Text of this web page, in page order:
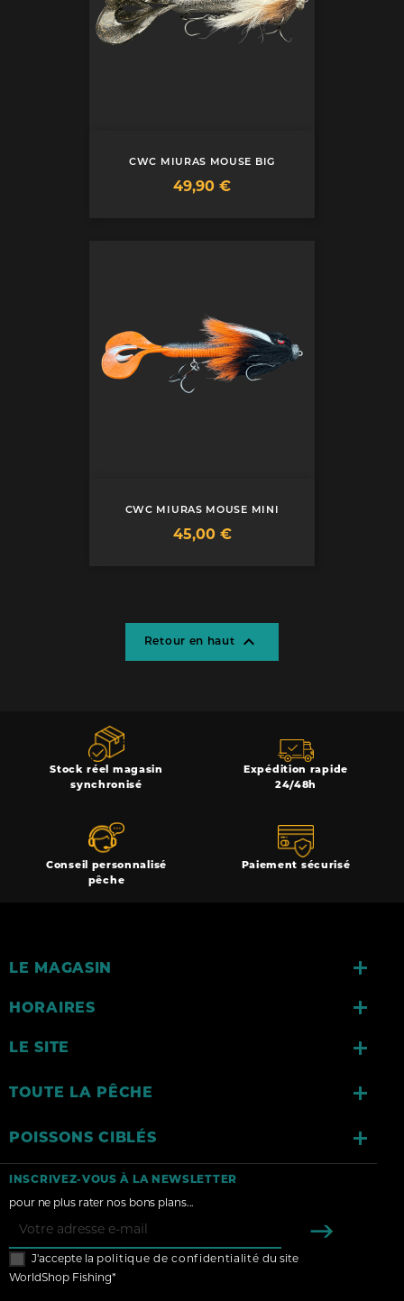
CWC MIURAS MOUSE BIG
Prix
49,90 €
CWC MIURAS MOUSE MINI
Prix
45,00 €
Retour en haut 
Stock réel magasin
synchronisé
Expédition rapide
24/48h
Conseil personnalisé
pêche
Paiement sécurisé
LE MAGASIN 
HORAIRES 
LE SITE 
TOUTE LA PÊCHE 
POISSONS CIBLÉS 
INSCRIVEZ-VOUS À LA NEWSLETTER
pour ne plus rater nos bons plans...
J'accepte la politique de confidentialité du site
WorldShop Fishing*